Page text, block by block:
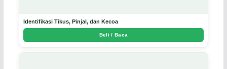
Identifikasi Tikus, Pinjal, dan Kecoa
Beli / Baca